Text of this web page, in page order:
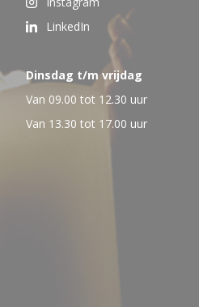
LinkedIn
Dinsdag t/m vrijdag
Van 09.00 tot 12.30 uur
Van 13.30 tot 17.00 uur